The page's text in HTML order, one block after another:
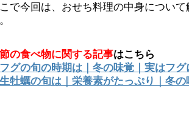
で今回は、おせち料理の中身につい
の食べ物に関する記事はこちら
フグの旬の時期は｜冬の味覚｜実はフグ
生牡蠣の旬は｜栄養素がたっぷり｜冬の